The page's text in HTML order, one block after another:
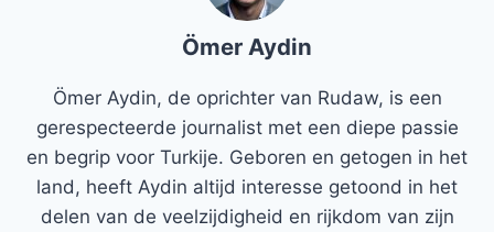
Ömer Aydin
Ömer Aydin, de oprichter van Rudaw, is een
gerespecteerde journalist met een diepe passie
en begrip voor Turkije. Geboren en getogen in het
land, heeft Aydin altijd interesse getoond in het
delen van de veelzijdigheid en rijkdom van zijn